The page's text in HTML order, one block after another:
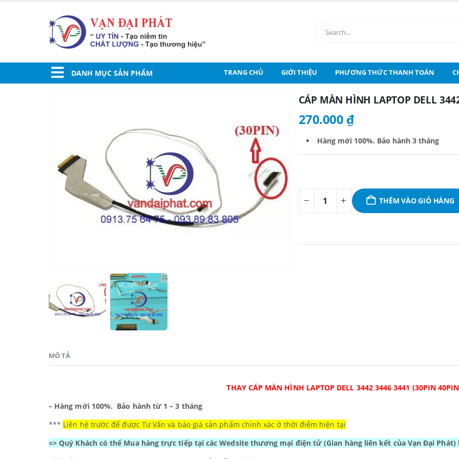
DANH MỤC SẢN PHẨM TRANG CHỦ GIỚI THIỆU PHƯƠNG THỨC THANH TOÁN
CÁP MÀN HÌNH LAPTOP DELL
270.000 ₫
Hàng mới 100%. Bảo hành 3 tháng
THÊM VÀO GIỎ HÀNG
MÔ TẢ
THAY CÁP MÀN HÌNH LAPTOP DELL 3442 3446 3441 (30PIN
– Hàng mới 100%. Bảo hành từ 1 – 3 tháng
*** Liên hệ trước để được Tư Vấn và báo giá sản phẩm chính xác ở thời điểm hiện tại
=> Quý Khách có thể Mua hàng trực tiếp tại các Wedsite thương mại điện tử(Gian hàng liên kết của Vạn Đại Phát)